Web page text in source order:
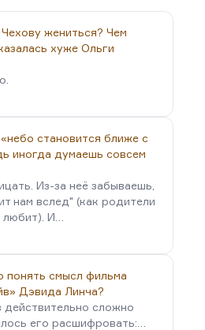
жениться? Чем
хуже Ольги
становится ближе с
иногда думаешь совсем
Из-за неё забываешь,
нам вслед" (как родители
любит). И…
понять смысл фильма
Дэвида Линча?
сложно
его расшифровать:…